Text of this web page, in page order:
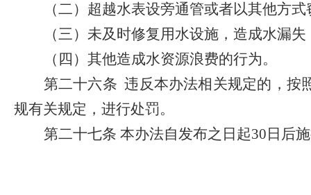
（二）超越水表设旁通管或者以其他方式
（三）未及时修复用水设施，造成水漏失
（四）其他造成水资源浪费的行为。
第二十六条 违反本办法相关规定的，按
规有关规定，进行处罚。
第二十七条 本办法自发布之日起30 日后